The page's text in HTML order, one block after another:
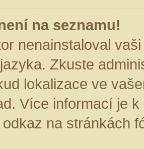
na seznamu!
nenainstaloval
Zkuste
lokalizace ve
Více informací je
na stránkách